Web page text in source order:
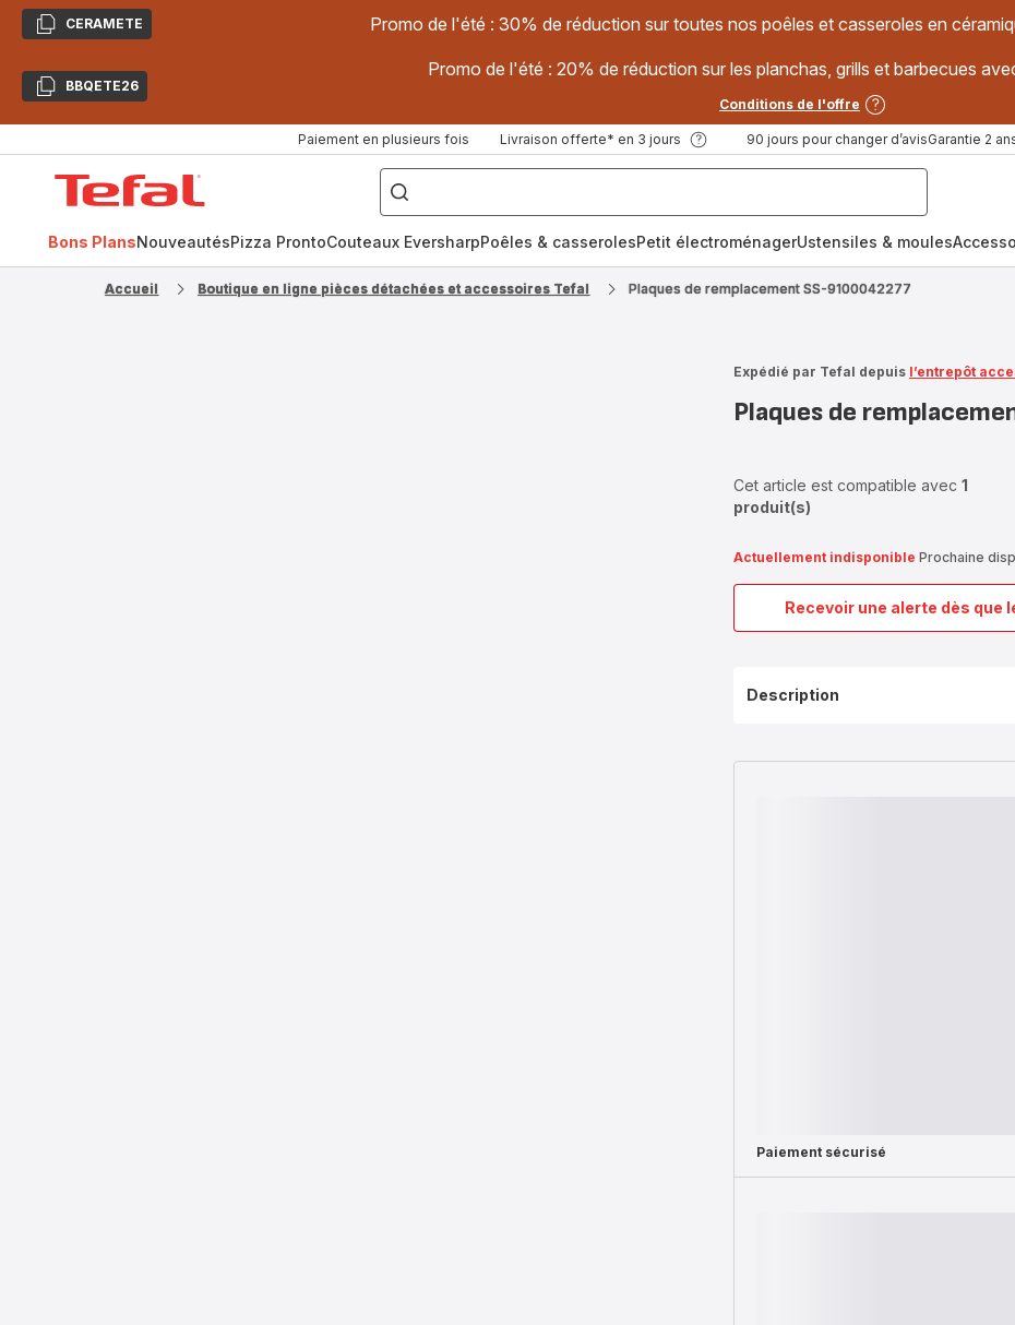
CopierCERAMETE Promo de l'été : 30% de réduction sur toutes nos poêles et casseroles en
CopierBBQETE26
Promo de l'été : 20% de réduction sur les planchas, grills et barbecues
Conditions de l'offre
Paiement en plusieurs fois Livraison offerte* en 3 jours 90 jours pour changer d’avisGarantie 2
["Poêles
inox,
Cake
Factory,
Bons PlansNouveautésPizza ProntoCouteaux EversharpPoêles & casserolesPetit électroménagerUstensiles & moules
Accueil Boutique en ligne pièces détachées et accessoires Tefal Plaques de remplacement SS-9100042277
Expédié par Tefal depuis l’entrepôt
Plaques de
Cet article est compatible avec 1
produit(s)
Actuellement indisponible Prochaine
Recevoir une alerte dès que
Description
Paiement sécurisé